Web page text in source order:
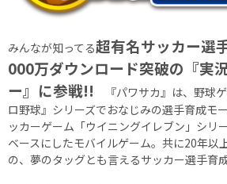
みんなが知ってる超有名サッカー選
000万ダウンロード突破の『実
ー』に参戦!! 『パワサカ』は、野球
ロ野球』シリーズでおなじみの選手育成モ
ッカーゲーム「ウイニングイレブン」シリ
ベースにしたモバイルゲーム。共に20年以
の、夢のタッグとも言えるサッカー選手育